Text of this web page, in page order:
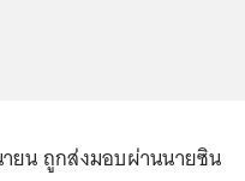
ายน ถูกส่งมอบผ่านนายซิน